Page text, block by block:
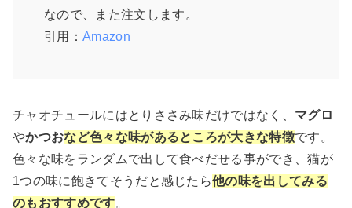
なので、また注文します。
引用： Amazon
チャオチュールにはとりささみ味だけではなく、 マグロ
やかつおなど色々な味があるところが大きな特徴です。
色々な味をランダムで出して食べだせる事ができ、猫が
1つの味に飽きてそうだと感じたら他の味を出してみる
のもおすすめです。